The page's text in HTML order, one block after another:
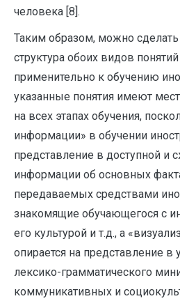
человека [8].
Таким образом, можно
структура обоих видов
применительно к обучению
указанные понятия имеют
на всех этапах обучения,
информации» в обучении
представление в доступной и
информации об основных
передаваемых средствами
знакомящие обучающегося с
его культурой и т.д., а
опирается на представление
лексико-грамматического
коммуникативных и